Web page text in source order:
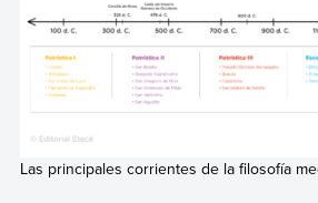
Las principales corrientes de la filosofía